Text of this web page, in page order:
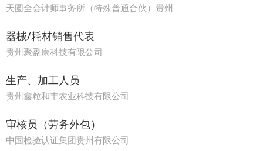
天圆全会计师事务所（特殊普通合伙）贵州
分所
器械/耗材销售代表
贵州聚盈康科技有限公司
生产、加工人员
贵州鑫粒和丰农业科技有限公司
审核员（劳务外包）
中国检验认证集团贵州有限公司